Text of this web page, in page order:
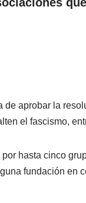
de aprobar la
el fascismo,
hasta cinco
fundación en